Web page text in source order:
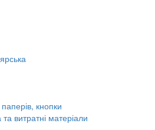
кнопки
та витратні матеріали